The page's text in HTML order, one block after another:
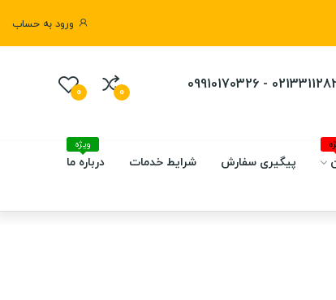
ورود به حساب
02133112825 -
0
0
پیگیری سفارش شرایط خدمات درباره ما
ویژه